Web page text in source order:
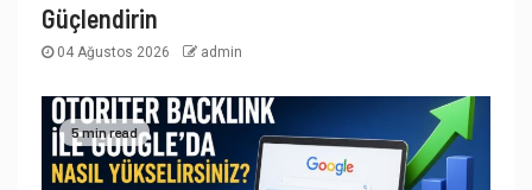
Güçlendirin
04 Ağustos 2026 admin
5 min read